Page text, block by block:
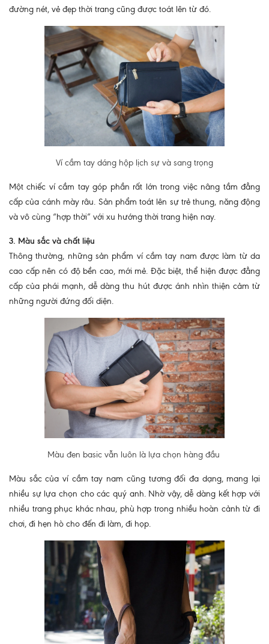
đường nét, vẻ đẹp thời trang cũng được toát lên từ đó.
Ví cầm tay dáng hộp lịch sự và sang trọng
Một chiếc ví cầm tay góp phần rất lớn trong việc nâng tầm đẳng
cấp của cánh mày râu. Sản phẩm toát lên sự trẻ thung, năng động
và vô cùng “hợp thời” với xu hướng thời trang hiện nay.
3. Màu sắc và chất liệu
Thông thường, những sản phẩm ví cầm tay nam được làm từ da
cao cấp nên có độ bền cao, mới mẻ. Đặc biệt, thể hiện được đẳng
cấp của phái mạnh, dễ dàng thu hút được ánh nhìn thiện cảm từ
những người đứng đối diện.
Màu đen basic vẫn luôn là lựa chọn hàng đầu
Màu sắc của ví cầm tay nam cũng tương đối đa dạng, mang lại
nhiều sự lựa chọn cho các quý anh. Nhờ vậy, dễ dàng kết hợp với
nhiều trang phục khác nhau, phù hợp trong nhiều hoàn cảnh từ đi
chơi, đi hẹn hò cho đến đi làm, đi họp.